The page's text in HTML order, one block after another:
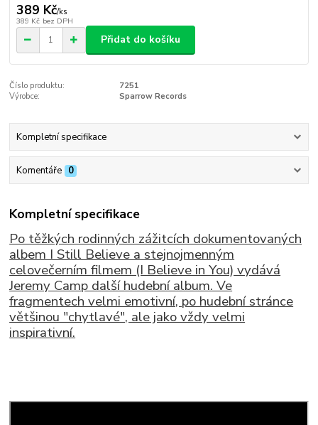
389 Kč/ks
389 Kč bez DPH
Přidat do košíku
Číslo produktu:
7251
Výrobce:
Sparrow Records
Kompletní specifikace
Komentáře 0
Kompletní specifikace
Po těžkých rodinných zážitcích dokumentovaných
albem I Still Believe a stejnojmenným
celovečerním filmem (I Believe in You) vydává
Jeremy Camp další hudební album. Ve
fragmentech velmi emotivní, po hudební stránce
většinou "chytlavé", ale jako vždy velmi
inspirativní.